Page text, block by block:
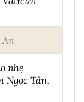
An
nhẹ
Ngọc Tân,